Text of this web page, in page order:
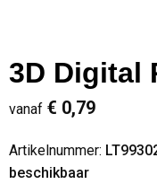
3D Digital
vanaf € 0,79
Artikelnummer:
beschikbaar